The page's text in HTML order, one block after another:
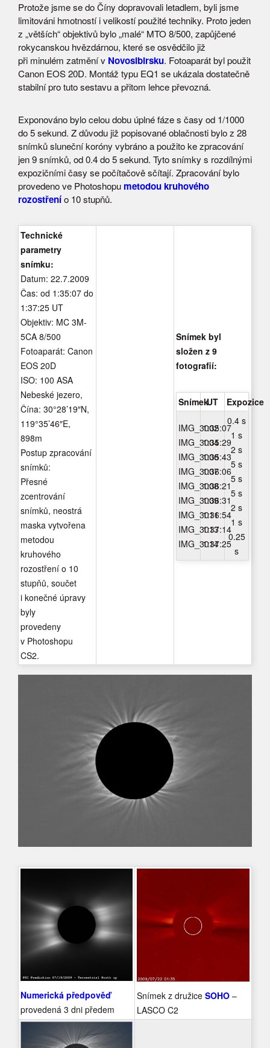
Protože jsme se do Číny dopravovali letadlem, byli jsme
limitováni hmotností i velikostí použité techniky. Proto jeden
z „větších“ objektivů bylo „malé“ MTO 8/500, zapůjčené
rokycanskou hvězdárnou, které se osvědčilo již
při minulém zatmění v Novosibirsku. Fotoaparát byl použit
Canon EOS 20D. Montáž typu EQ1 se ukázala dostatečně
stabilní pro tuto sestavu a přitom lehce převozná.
Exponováno bylo celou dobu úplné fáze s časy od 1/1000
do 5 sekund. Z důvodu již popisované oblačnosti bylo z 28
snímků sluneční koróny vybráno a použito ke zpracování
jen 9 snímků, od 0.4 do 5 sekund. Tyto snímky s rozdílnými
expozičními časy se počítačově sčítají. Zpracování bylo
provedeno ve Photoshopu metodou kruhového
rozostřenío 10 stupňů.
Technické
parametry
snímku:
Datum: 22.7.2009
Čas: od 1:35:07 do
1:37:25 UT
Objektiv: MC 3M-
5CA 8/500
Fotoaparát: Canon
EOS 20D
ISO: 100 ASA
Nebeské jezero,
Čína: 30°28’19″N,
119°35’46″E,
898m
Postup zpracování
snímků:
Přesné
zcentrování
snímků, neostrá
maska vytvořena
metodou
kruhového
rozostření o 10
stupňů, součet
i konečné úpravy
byly
provedeny
v Photoshopu
CS2.
Snímek byl
složen z 9
fotografií:
SnímekUT Expozice
IMG_3002
IMG_3004
IMG_3006
IMG_3007
IMG_3008
IMG_3009
IMG_3011
IMG_3013
IMG_3014
1:35:07
1:35:29
1:35:43
1:36:06
1:36:21
1:36:31
1:36:54
1:37:14
1:37:25
0.4 s
1 s
2 s
5 s
5 s
5 s
2 s
1 s
0.25
s
Numerická předpověď
provedená 3 dni předem
Snímek z družiceSOHO –
LASCO C2